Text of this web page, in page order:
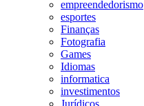
empreendedorismo
esportes
Finanças
Fotografia
Games
Idiomas
informatica
investimentos